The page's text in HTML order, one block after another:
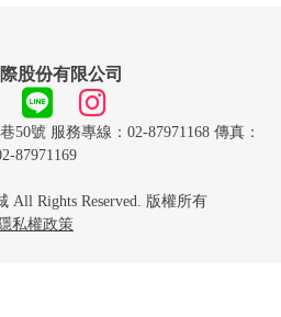
股份有限公司
50號 服務專線：02-87971168 傳真：
87971169
All Rights Reserved. 版權所有
隱私權政策